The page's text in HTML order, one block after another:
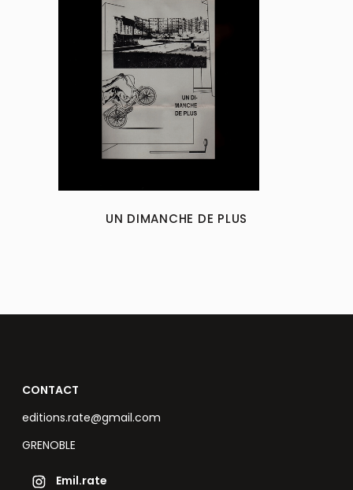
product
page
UN DIMANCHE DE PLUS
CONTACT
editions.rate@gmail.com
GRENOBLE
Emil.rate